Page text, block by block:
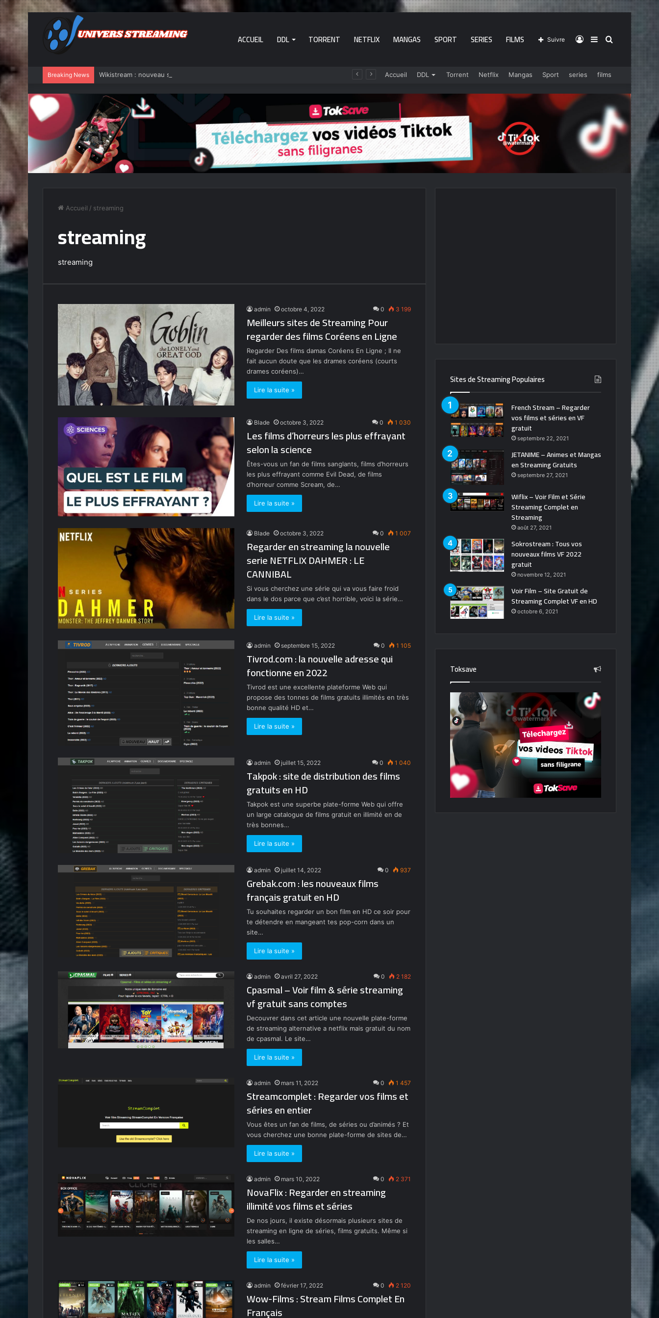
ACCUEIL DDL TORRENT NETFLIX MANGAS SPORT SERIES FILMS Rechercher
Sidebar
latérale)
Connexion
Suivre
Breaking News Wikistream : nouveau site de streaming films et séries en VF Accueil DDL Torrent Netflix Mangas Sport series films
Accueil / streaming
streaming
streaming
admin octobre 4, 2022 0 3 199
Meilleurs sites de Streaming Pour
regarder des films Coréens en Ligne
Regarder Des films damas Coréens En Ligne ; Il ne
fait aucun doute que les drames coréens (courts
drames coréens)…
Lire la suite »
Blade octobre 3, 2022 0 1 030
Les films d’horreurs les plus effrayant
selon la science
Êtes-vous un fan de films sanglants, films d’horreurs
les plus effrayant comme Evil Dead, de films
d’horreur comme Scream, de…
Lire la suite »
Blade octobre 3, 2022 0 1 007
Regarder en streaming la nouvelle
serie NETFLIX DAHMER : LE
CANNIBAL
Si vous cherchez une série qui va vous faire froid
dans le dos parce que c’est horrible, voici la série…
Lire la suite »
admin septembre 15, 2022 0 1 105
Tivrod.com : la nouvelle adresse qui
fonctionne en 2022
Tivrod est une excellente plateforme Web qui
propose des tonnes de films gratuits illimités en très
bonne qualité HD et…
Lire la suite »
admin juillet 15, 2022 0 1 040
Takpok : site de distribution des films
gratuits en HD
Takpok est une superbe plate-forme Web qui offre
un large catalogue de films gratuit en illimité en de
très bonnes…
Lire la suite »
admin juillet 14, 2022 0 937
Grebak.com : les nouveaux films
français gratuit en HD
Tu souhaites regarder un bon film en HD ce soir pour
te détendre en mangeant tes pop-corn dans un
site…
Lire la suite »
admin avril 27, 2022 0 2 182
Cpasmal – Voir film & série streaming
vf gratuit sans comptes
Decouvrer dans cet article une nouvelle plate-forme
de streaming alternative a netflix mais gratuit du nom
de cpasmal. Le site…
Lire la suite »
admin mars 11, 2022 0 1 457
Streamcomplet : Regarder vos films et
séries en entier
Vous êtes un fan de films, de séries ou d’animés ? Et
vous cherchez une bonne plate-forme de sites de…
Lire la suite »
admin mars 10, 2022 0 2 371
NovaFlix : Regarder en streaming
illimité vos films et séries
De nos jours, il existe désormais plusieurs sites de
streaming en ligne de séries, films gratuits. Même si
les salles…
Lire la suite »
admin février 17, 2022 0 2 120
Wow-Films : Stream Films Complet En
Français
Sites de Streaming Populaires
French Stream – Regarder
vos films et séries en VF
gratuit
septembre 22, 2021
JETANIME – Animes et Mangas
en Streaming Gratuits
septembre 27, 2021
Wiflix – Voir Film et Série
Streaming Complet en
Streaming
août 27, 2021
Sokrostream : Tous vos
nouveaux films VF 2022
gratuit
novembre 12, 2021
Voir Film – Site Gratuit de
Streaming Complet VF en HD
octobre 6, 2021
Toksave